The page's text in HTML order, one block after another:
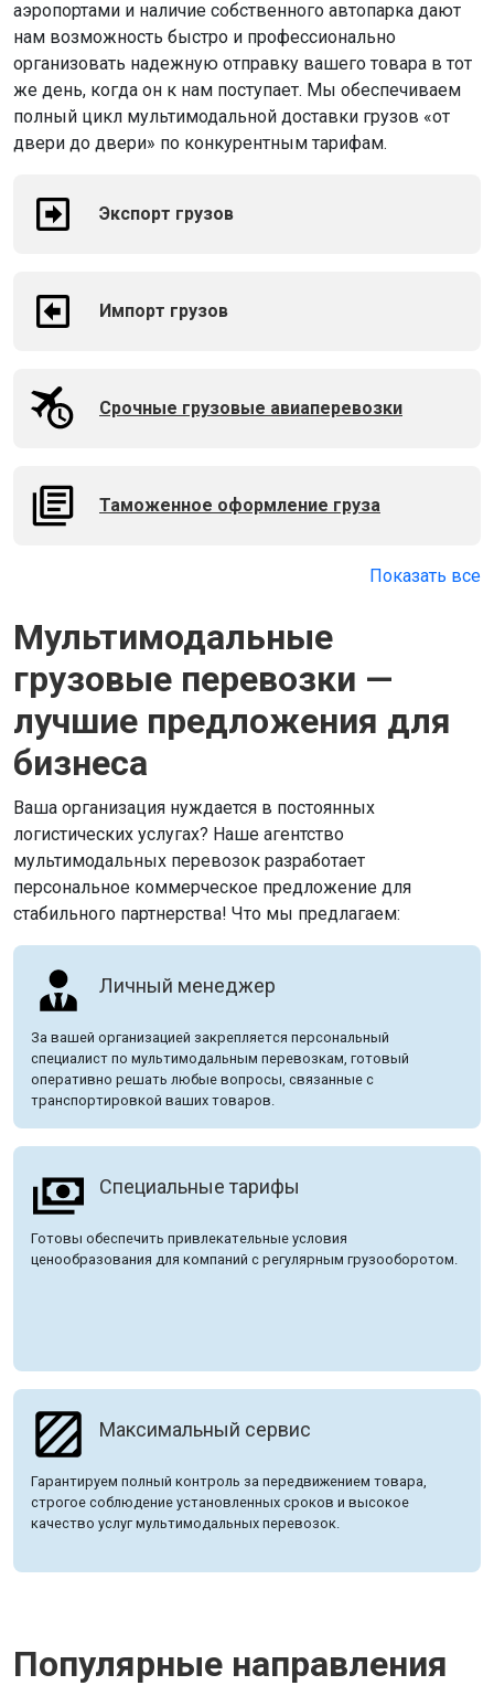
аэропортами и наличие собственного автопарка дают
нам возможность быстро и профессионально
организовать надежную отправку вашего товара в тот
же день, когда он к нам поступает. Мы обеспечиваем
полный цикл мультимодальной доставки грузов «от
двери до двери» по конкурентным тарифам.
Экспорт грузов
Импорт грузов
Срочные грузовые авиаперевозки
Таможенное оформление груза
Показать все
Мультимодальные
грузовые перевозки —
лучшие предложения для
бизнеса
Ваша организация нуждается в постоянных
логистических услугах? Наше агентство
мультимодальных перевозок разработает
персональное коммерческое предложение для
стабильного партнерства! Что мы предлагаем:
Личный менеджер
За вашей организацией закрепляется персональный
специалист по мультимодальным перевозкам, готовый
оперативно решать любые вопросы, связанные с
транспортировкой ваших товаров.
Специальные тарифы
Готовы обеспечить привлекательные условия
ценообразования для компаний с регулярным грузооборотом.
Максимальный сервис
Гарантируем полный контроль за передвижением товара,
строгое соблюдение установленных сроков и высокое
качество услуг мультимодальных перевозок.
Популярные направления